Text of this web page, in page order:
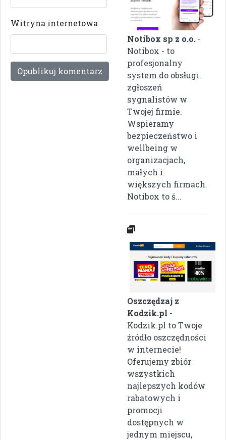
Witryna internetowa
Notibox sp z o.o. -
Notibox - to
profesjonalny
system do obsługi
zgłoszeń
sygnalistów w
Twojej firmie.
Wspieramy
bezpieczeństwo i
wellbeing w
organizacjach,
małych i
większych firmach.
Notibox to ś...
Oszczędzaj z
Kodzik.pl -
Kodzik.pl to Twoje
źródło oszczędności
w internecie!
Oferujemy zbiór
wszystkich
najlepszych kodów
rabatowych i
promocji
dostępnych w
jednym miejscu,